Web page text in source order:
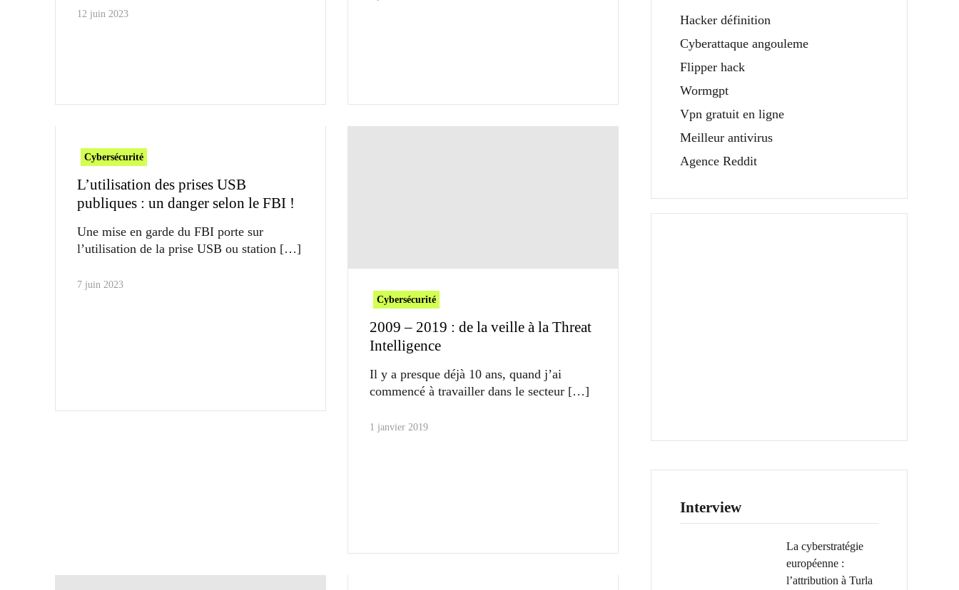
12 juin 2023
Cybersécurité
L’utilisation des prises USB
publiques : un danger selon le FBI !
Une mise en garde du FBI porte sur
l’utilisation de la prise USB ou station
7 juin 2023
Cybersécurité
2009 – 2019 : de la veille à la Threat
Intelligence
Il y a presque déjà 10 ans, quand j’ai
commencé à travailler dans le secteur
1 janvier 2019
Hacker définition
Cyberattaque angouleme
Flipper hack
Wormgpt
Vpn gratuit en ligne
Meilleur antivirus
Agence Reddit
Interview
La cyberstratégie
européenne :
l’attribution à Turla